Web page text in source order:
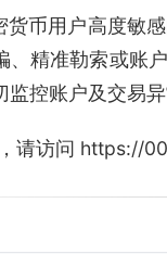
币用户高度敏
、精准勒索或账
控账户及交易异
请访问 https://